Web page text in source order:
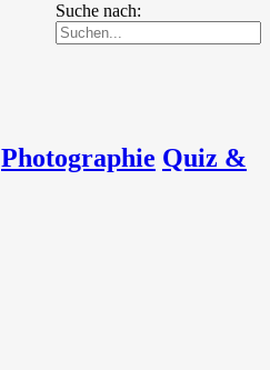
Suche nach:
Photographie Quiz &